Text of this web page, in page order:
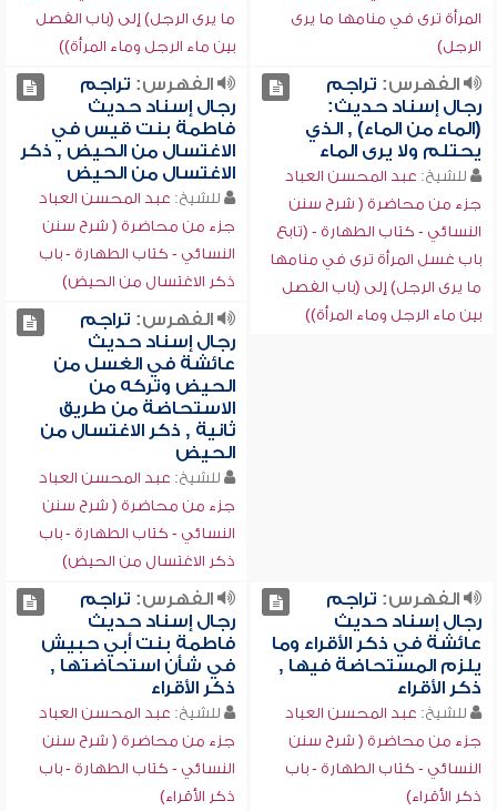
المرأة ترى في منامها ما يرى
الرجل)
ما يرى الرجل) إلى (باب الفصل
بين ماء الرجل وماء المرأة))
الفهرس: تراجم
رجال إسناد حديث:
(الماء من الماء) , الذي
يحتلم ولا يرى الماء
للشيخ: عبد المحسن العباد
جزء من محاضرة ( شرح سنن
النسائي - كتاب الطهارة - (تابع
باب غسل المرأة ترى في منامها
ما يرى الرجل) إلى (باب الفصل
بين ماء الرجل وماء المرأة))
الفهرس: تراجم
رجال إسناد حديث
فاطمة بنت قيس في
الاغتسال من الحيض , ذكر
الاغتسال من الحيض
للشيخ: عبد المحسن العباد
جزء من محاضرة ( شرح سنن
النسائي - كتاب الطهارة - باب
ذكر الاغتسال من الحيض)
الفهرس: تراجم
رجال إسناد حديث
عائشة في الغسل من
الحيض وتركه من
الاستحاضة من طريق
ثانية , ذكر الاغتسال من
الحيض
للشيخ: عبد المحسن العباد
جزء من محاضرة ( شرح سنن
النسائي - كتاب الطهارة - باب
ذكر الاغتسال من الحيض)
الفهرس: تراجم
رجال إسناد حديث
عائشة في ذكر الأقراء وما
يلزم المستحاضة فيها ,
ذكر الأقراء
للشيخ: عبد المحسن العباد
جزء من محاضرة ( شرح سنن
النسائي - كتاب الطهارة - باب
ذكر الأقراء)
الفهرس: تراجم
رجال إسناد حديث
فاطمة بنت أبي حبيش
في شأن استحاضتها ,
ذكر الأقراء
للشيخ: عبد المحسن العباد
جزء من محاضرة ( شرح سنن
النسائي - كتاب الطهارة - باب
ذكر الأقراء)